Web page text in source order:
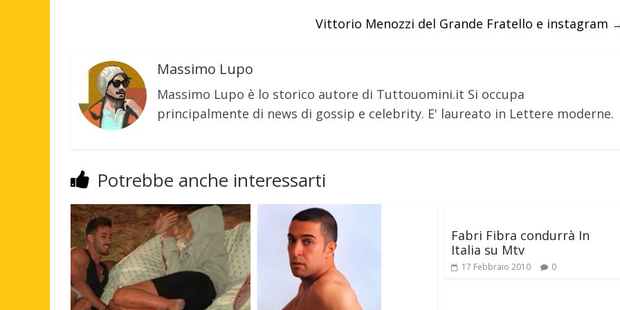
Vittorio Menozzi del Grande Fratello e instagram
Massimo Lupo
Massimo Lupo è lo storico autore di Tuttouomini.it Si occupa
principalmente di news di gossip e celebrity. E' laureato in Lettere moderne.
Potrebbe anche interessarti
Fabri Fibra condurrà In
Italia su Mtv
17 Febbraio 2010 0